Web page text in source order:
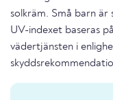
solkräm. Små barn
UV-indexet baseras
vädertjänsten i